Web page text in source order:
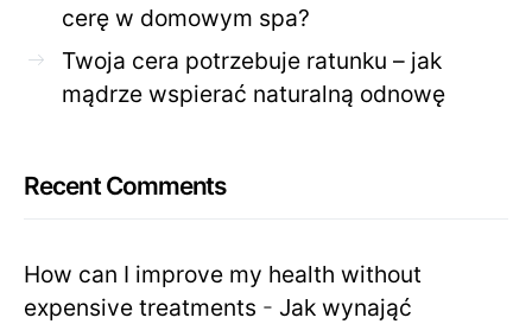
cerę w domowym spa?
Twoja cera potrzebuje ratunku – jak
mądrze wspierać naturalną odnowę
Recent Comments
How can I improve my health without
expensive treatments - Jak wynająć